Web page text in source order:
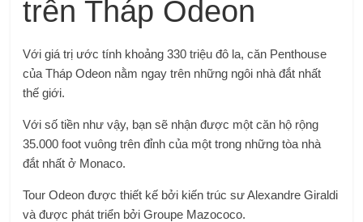
Với giá trị ước tính khoảng 330 triệu đô la, căn Penthouse
của Tháp Odeon nằm ngay trên những ngôi nhà đắt nhất
thế giới.
Với số tiền như vậy, bạn sẽ nhận được một căn hộ rộng
35.000 foot vuông trên đỉnh của một trong những tòa nhà
đắt nhất ở Monaco.
Tour Odeon được thiết kế bởi kiến ​​trúc sư Alexandre Giraldi
và được phát triển bởi Groupe Mazococo.